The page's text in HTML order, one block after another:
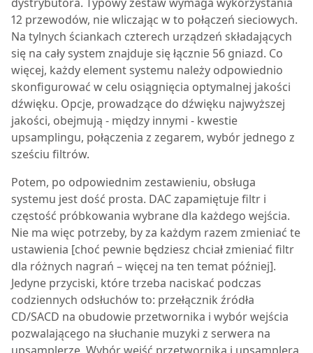
12 przewodów, nie wliczając w to połączeń sieciowych.
Na tylnych ściankach czterech urządzeń składających
się na cały system znajduje się łącznie 56 gniazd. Co
więcej, każdy element systemu należy odpowiednio
skonfigurować w celu osiągnięcia optymalnej jakości
dźwięku. Opcje, prowadzące do dźwięku najwyższej
jakości, obejmują - między innymi - kwestie
upsamplingu, połączenia z zegarem, wybór jednego z
sześciu filtrów.
Potem, po odpowiednim zestawieniu, obsługa
systemu jest dość prosta. DAC zapamiętuje filtr i
częstość próbkowania wybrane dla każdego wejścia.
Nie ma więc potrzeby, by za każdym razem zmieniać te
ustawienia [choć pewnie będziesz chciał zmieniać filtr
dla różnych nagrań – więcej na ten temat później].
Jedyne przyciski, które trzeba naciskać podczas
codziennych odsłuchów to: przełącznik źródła
CD/SACD na obudowie przetwornika i wybór wejścia
pozwalającego na słuchanie muzyki z serwera na